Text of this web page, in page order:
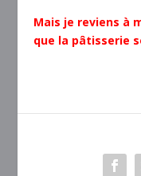
Mais je reviens à
que la pâtisserie